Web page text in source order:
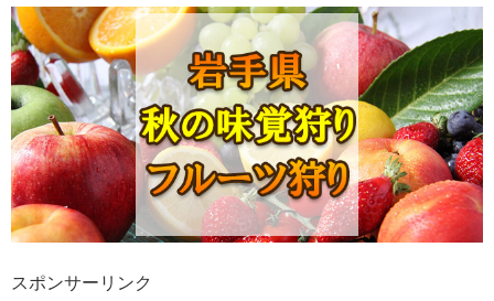
スポンサーリンク